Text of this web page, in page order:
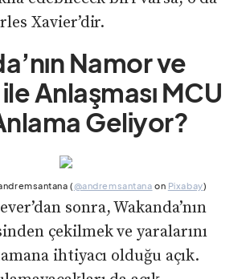
Xavier’dir.
Namor ve
Anlaşması MCU
Geliyor?
(@andremsantana on Pixabay)
sonra, Wakanda’nın
çekilmek ve yaralarını
ihtiyacı olduğu açık.